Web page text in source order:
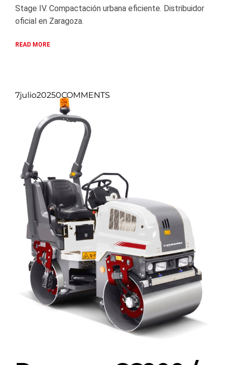
Stage IV. Compactación urbana eficiente. Distribuidor
oficial en Zaragoza.
READ MORE
7julio20250COMMENTS